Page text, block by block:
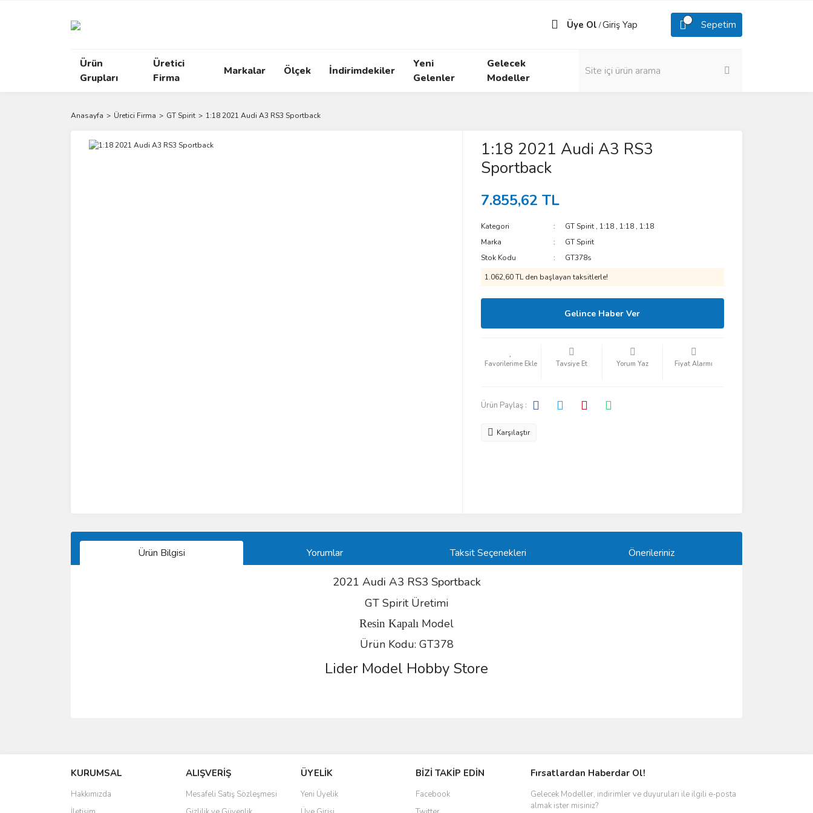
Üye Ol /Giriş Yap Sepetim
Ürün
Grupları
Üretici
Firma
Markalar Ölçek İndirimdekiler
Yeni
Gelenler
Gelecek
Modeller
Anasayfa Üretici Firma GT Spirit 1:18 2021 Audi A3 RS3 Sportback
1:18 2021 Audi A3 RS3
Sportback
7.855,62 TL
Kategori GT Spirit , 1:18 , 1:18 , 1:18
Marka
GT Spirit
Stok Kodu
GT378s
1.062,60 TL den başlayan taksitlerle!
Gelince Haber Ver
Tavsiye Et Yorum Yaz Fiyat Alarmı
Ürün Paylaş :
Karşılaştır
Ürün Bilgisi Yorumlar Taksit Seçenekleri Önerileriniz
2021 Audi A3 RS3 Sportback
GT Spirit Üretimi
Resin Kapalı Model
Ürün Kodu: GT378
Lider Model Hobby Store
Ürün resmi kalitesiz, bozuk veya görüntülenemiyor.
Ürün açıklamasında eksik bilgiler bulunuyor.
Ürün bilgilerinde hatalar bulunuyor.
KURUMSAL
Hakkımızda
ALIŞVERİŞ
Mesafeli Satış Sözleşmesi
ÜYELİK
Yeni Üyelik
BİZİ TAKİP EDİN
Facebook
Fırsatlardan Haberdar Ol!
Gelecek Modeller, indirimler ve duyuruları ile ilgili e-posta
almak ister misiniz?